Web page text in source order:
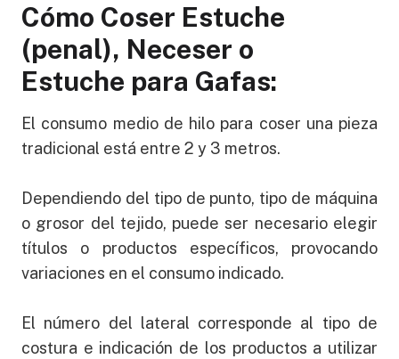
Cómo Coser Estuche
(penal), Neceser o
Estuche para Gafas:
El consumo medio de hilo para coser una pieza
tradicional está entre 2 y 3 metros.
Dependiendo del tipo de punto, tipo de máquina
o grosor del tejido, puede ser necesario elegir
títulos o productos específicos, provocando
variaciones en el consumo indicado.
El número del lateral corresponde al tipo de
costura e indicación de los productos a utilizar